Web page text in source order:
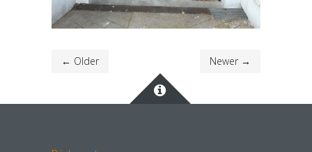
← Older Newer →